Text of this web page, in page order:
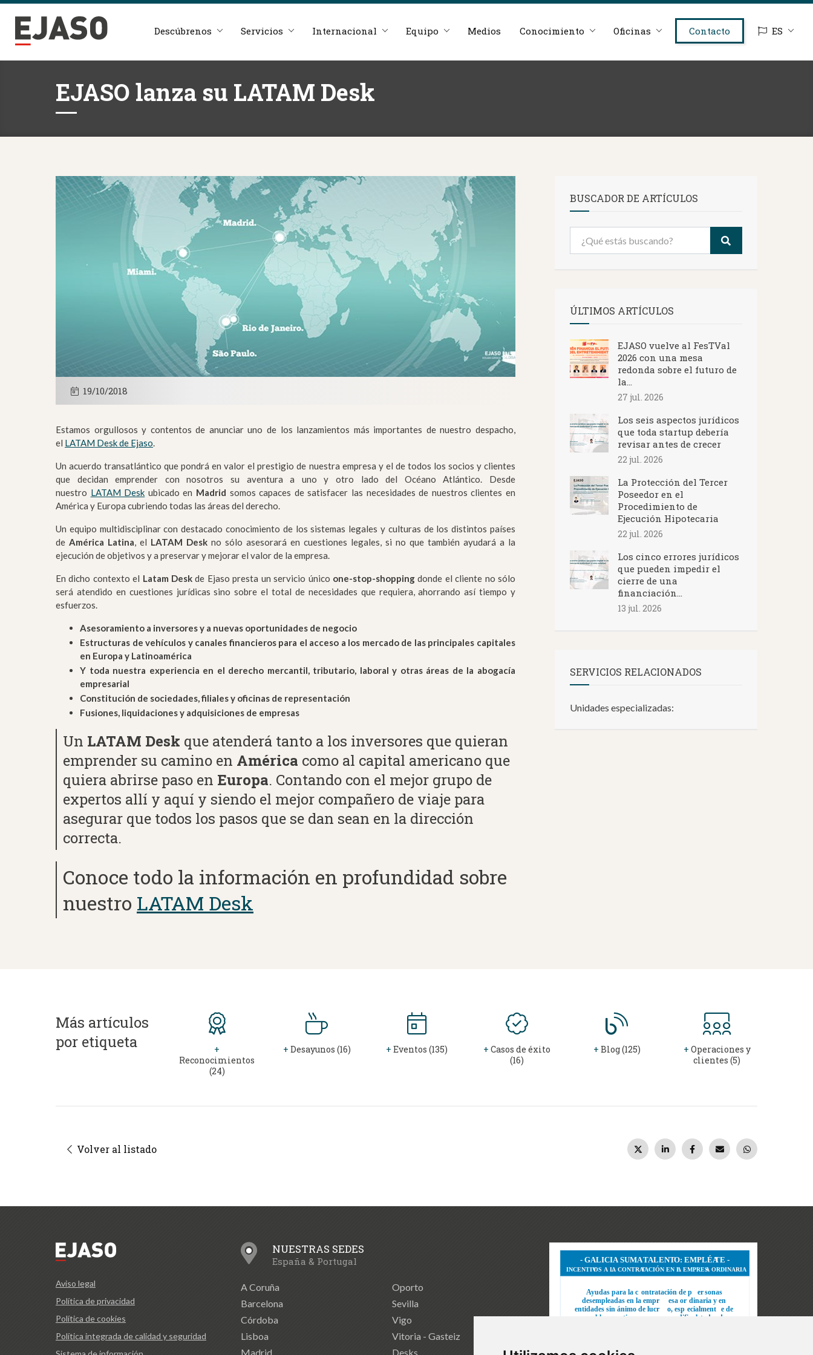
Descúbrenos Servicios Internacional Equipo Medios Conocimiento Oficinas Contacto ES
EJASO lanza su LATAM Desk
19/10/2018
Estamos orgullosos y contentos de anunciar uno de los lanzamientos más importantes de nuestro despacho,
el LATAM Desk de Ejaso.
Un acuerdo transatlántico que pondrá en valor el prestigio de nuestra empresa y el de todos los socios y clientes
que decidan emprender con nosotros su aventura a uno y otro lado del Océano Atlántico. Desde
nuestro LATAM Desk ubicado en Madrid somos capaces de satisfacer las necesidades de nuestros clientes en
América y Europa cubriendo todas las áreas del derecho.
Un equipo multidisciplinar con destacado conocimiento de los sistemas legales y culturas de los distintos países
de América Latina, el LATAM Desk no sólo asesorará en cuestiones legales, si no que también ayudará a la
ejecución de objetivos y a preservar y mejorar el valor de la empresa.
En dicho contexto el Latam Desk de Ejaso presta un servicio único one-stop-shoppingdonde el cliente no sólo
será atendido en cuestiones jurídicas sino sobre el total de necesidades que requiera, ahorrando así tiempo y
esfuerzos.
Asesoramiento a inversores y a nuevas oportunidades de negocio
Estructuras de vehículos y canales financieros para el acceso a los mercado de las principales capitales
en Europa y Latinoamérica
Y toda nuestra experiencia en el derecho mercantil, tributario, laboral y otras áreas de la abogacía
empresarial
Constitución de sociedades, filiales y oficinas de representación
Fusiones, liquidaciones y adquisiciones de empresas
Un LATAM Desk que atenderá tanto a los inversores que quieran
emprender su camino en América como al capital americano que
quiera abrirse paso en Europa. Contando con el mejor grupo de
expertos allí y aquí y siendo el mejor compañero de viaje para
asegurar que todos los pasos que se dan sean en la dirección
correcta.
Conoce todo la información en profundidad sobre
nuestro LATAM Desk
BUSCADOR DE ARTÍCULOS
ÚLTIMOS ARTÍCULOS
EJASO vuelve al FesTVal
2026 con una mesa
redonda sobre el futuro de
la...
27 jul. 2026
Los seis aspectos jurídicos
que toda startup debería
revisar antes de crecer
22 jul. 2026
La Protección del Tercer
Poseedor en el
Procedimiento de
Ejecución Hipotecaria
22 jul. 2026
Los cinco errores jurídicos
que pueden impedir el
cierre de una
financiación...
13 jul. 2026
SERVICIOS RELACIONADOS
Unidades especializadas:
Más artículos
por etiqueta
+
Reconocimientos
(24)
+ Desayunos (16) + Eventos (135) + Casos de éxito
(16)
+ Blog (125) + Operaciones y
clientes (5)
Volver al listado
Aviso legal
Política de privacidad
Política de cookies
Política integrada de calidad y seguridad
NUESTRAS SEDES
España & Portugal
A Coruña
Barcelona
Córdoba
Lisboa
Madrid
Oporto
Sevilla
Vigo
Vitoria - Gasteiz
Desks